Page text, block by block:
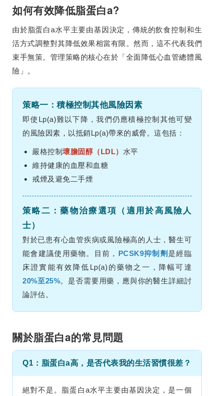
如何有效降低脂蛋白a?
由於脂蛋白a水平主要由基因決定，傳統的飲食控制和生
活方式調整對其降低效果相當有限。然而，這不代表我們
束手無策。管理策略的核心在於「全面降低心血管總體風
險」。
策略一：積極控制其他風險因素
即使Lp(a)難以下降，我們仍應積極控制其他可變
的風險因素，以抵銷Lp(a)帶來的威脅。這包括：
嚴格控制 壞膽固醇（LDL） 水平
維持健康的血壓和血糖
戒煙及避免二手煙
策略二：藥物治療選項（適用於高風險人
士）
對於已患有心血管疾病或風險極高的人士，醫生可
能會建議使用藥物。目前，
PCSK9抑制劑 是經臨
床證實能有效降低Lp(a)的藥物之一，降幅可達
20%至25%。是否需要用藥，應與你的醫生詳細討
論評估。
關於脂蛋白a的常見問題
Q1：脂蛋白a高，是否代表我的生活習慣很差？
絕對不是。脂蛋白a水平主要由基因決定，是一個